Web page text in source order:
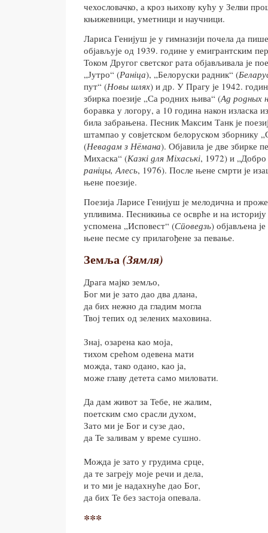
чехословачко, а кроз њихову кућу у Зелви
књижевници, уметници и научници.
Лариса Генијуш је у гимназији почела да
објављује од 1939. године у емигрантским
Током Другог светског рата објављивала је
„Јутро“ (Раніца), „Белоруски радник“ (
пут“ (Новы шлях) и др. У Прагу је 1942.
збирка поезије „Са родних њива“ (Ад родных
боравка у логору, а 10 година након изласка
била забрањена. Песник Максим Танк је
штампао у совјетском белоруском зборнику
(Невадам з Нёмана). Објавила је две збирке
Михаска“ (Казкі для Міхаські, 1972) и
раніцы, Алесь, 1976). После њене смрти је
њене поезије.
Поезија Ларисе Генијуш је мелодична и
упливима. Песникиња се осврће и на
успомена „Исповест“ (Споведзь) објављена
њене песме су прилагођене за певање.
Земља(Зямля)
Драга мајко земљо,
Бог ми је зато дао два длана,
да бих нежно да гладим могла
Твој тепих од зелених маховина.
Знај, озарена као моја,
тихом срећом одевена мати
можда, тако одано, као ја,
може главу детета само миловати.
Да дам живот за Тебе, не жалим,
поетским смо срасли духом,
Зато ми је Бог и сузе дао,
да Те заливам у време сушно.
Можда је зато у грудима срце,
да те загреју моје речи и дела,
и то ми је надахнуће дао Бог,
да бих Те без застоја опевала.
***